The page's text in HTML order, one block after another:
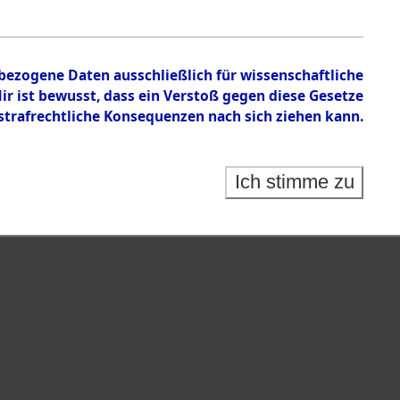
Daten ausschließlich für wissenschaftliche
bewusst, dass ein Verstoß gegen diese Gesetze
Konsequenzen nach sich ziehen kann.
Ich stimme zu